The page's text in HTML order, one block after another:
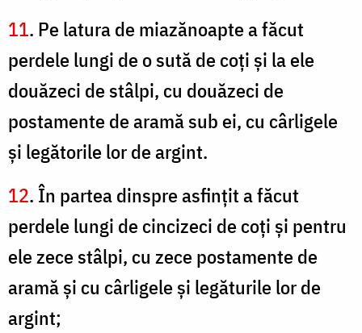
11. Pe latura de miazănoapte a făcut
perdele lungi de o sută de coţi şi la ele
douăzeci de stâlpi, cu douăzeci de
postamente de aramă sub ei, cu cârligele
şi legătorile lor de argint.
12. În partea dinspre asfinţit a făcut
perdele lungi de cincizeci de coţi şi pentru
ele zece stâlpi, cu zece postamente de
aramă şi cu cârligele şi legăturile lor de
argint;